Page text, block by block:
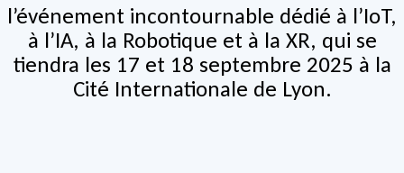
l’événement incontournable dédié à l’IoT,
à l’IA, à la Robotique et à la XR, qui se
tiendra les 17 et 18 septembre 2025 à la
Cité Internationale de Lyon.